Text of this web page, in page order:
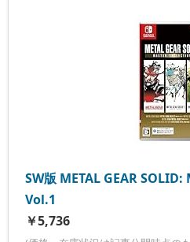
SW版 METAL GEAR SOLID:
Vol.1
￥5,736